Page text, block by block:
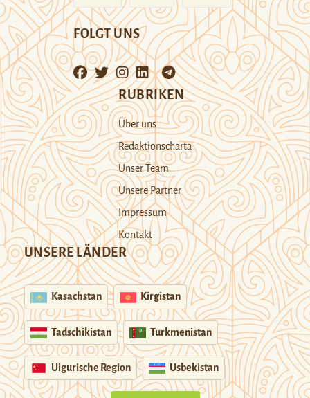
FOLGT UNS
RUBRIKEN
Über uns
Redaktionscharta
Unser Team
Unsere Partner
Impressum
Kontakt
UNSERE LÄNDER
Kasachstan Kirgistan
Tadschikistan Turkmenistan
Uigurische Region Usbekistan